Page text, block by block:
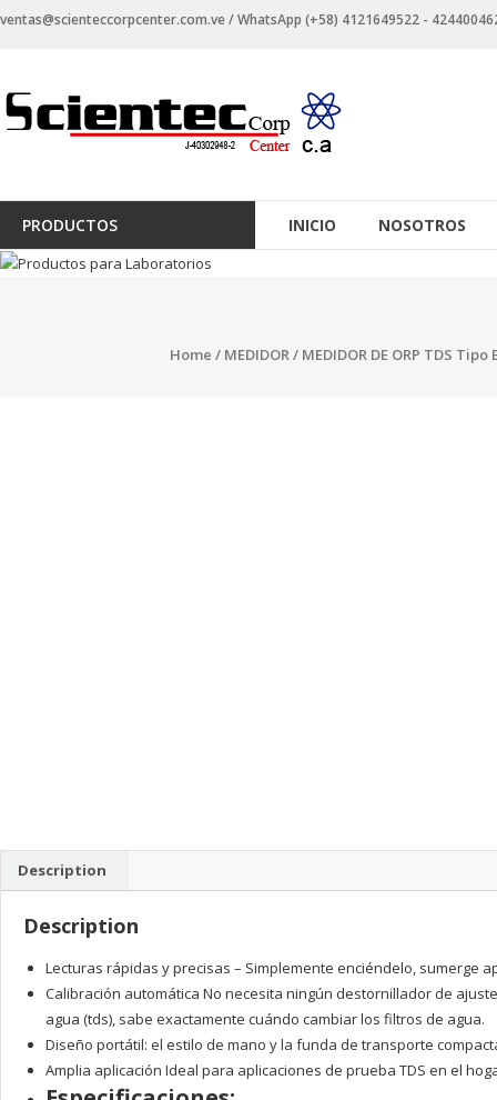
Saltar
ventas@scienteccorpcenter.com.ve / WhatsApp (+58) 4121649522 -
Productos
para
Investigación,
Industriales
y
PRODUCTOS INICIO NOSOTROS
Home / MEDIDOR/ MEDIDOR DE ORP TDS Tipo
Description
Description
Lecturas rápidas y precisas – Simplemente enciéndelo, sumerge
Calibración automática No necesita ningún destornillador de
agua (tds), sabe exactamente cuándo cambiar los filtros de agua.
Diseño portátil: el estilo de mano y la funda de transporte
Amplia aplicación Ideal para aplicaciones de prueba TDS en el